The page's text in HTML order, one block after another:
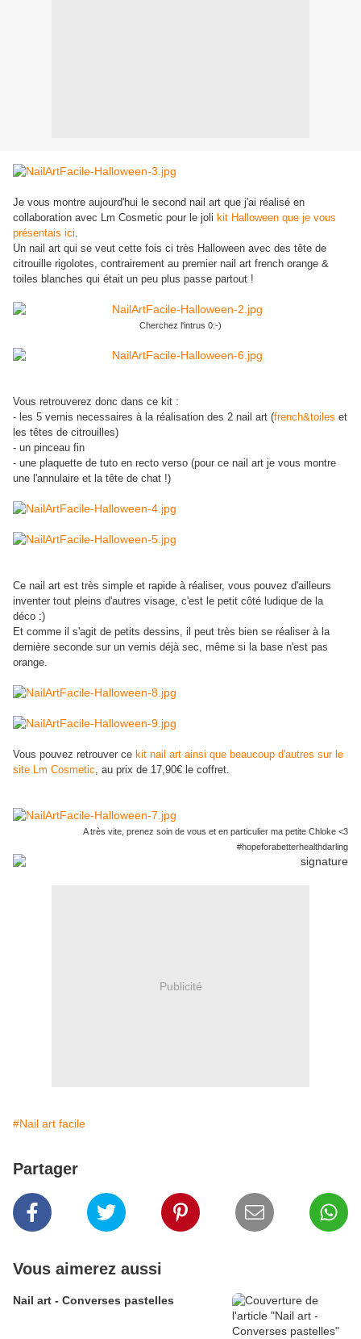
Je vous montre aujourd'hui le second nail art que j'ai réalisé en
collaboration avec Lm Cosmetic pour le joli kit Halloween que je vous
présentais ici.
Un nail art qui se veut cette fois ci très Halloween avec des tête de
citrouille rigolotes, contrairement au premier nail art french orange &
toiles blanches qui était un peu plus passe partout !
Cherchez l'intrus 0:-)
Vous retrouverez donc dans ce kit :
- les 5 vernis necessaires à la réalisation des 2 nail art (french&toiles et
les têtes de citrouilles)
- un pinceau fin
- une plaquette de tuto en recto verso (pour ce nail art je vous montre
une l'annulaire et la tête de chat !)
Ce nail art est très simple et rapide à réaliser, vous pouvez d'ailleurs
inventer tout pleins d'autres visage, c'est le petit côté ludique de la
déco :)
Et comme il s'agit de petits dessins, il peut très bien se réaliser à la
dernière seconde sur un vernis déjà sec, même si la base n'est pas
orange.
Vous pouvez retrouver ce kit nail art ainsi que beaucoup d'autres sur le
site Lm Cosmetic, au prix de 17,90€ le coffret.
A très vite, prenez soin de vous et en particulier ma petite Chloke <3
#hopeforabetterhealthdarling
Publicité
#Nail art facile
Partager
Vous aimerez aussi
Nail art - Converses pastelles